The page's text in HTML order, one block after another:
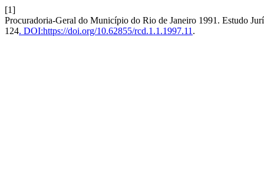
[1]
Procuradoria-Geral do Município do Rio de Janeiro 1991. Estudo
124. DOI:https://doi.org/10.62855/rcd.1.1.1997.11 .